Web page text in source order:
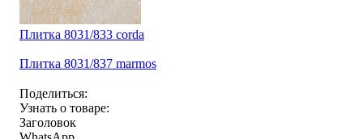
Плитка 8031/833 corda
Плитка 8031/837 marmos
Поделиться:
Узнать о товаре:
Заголовок